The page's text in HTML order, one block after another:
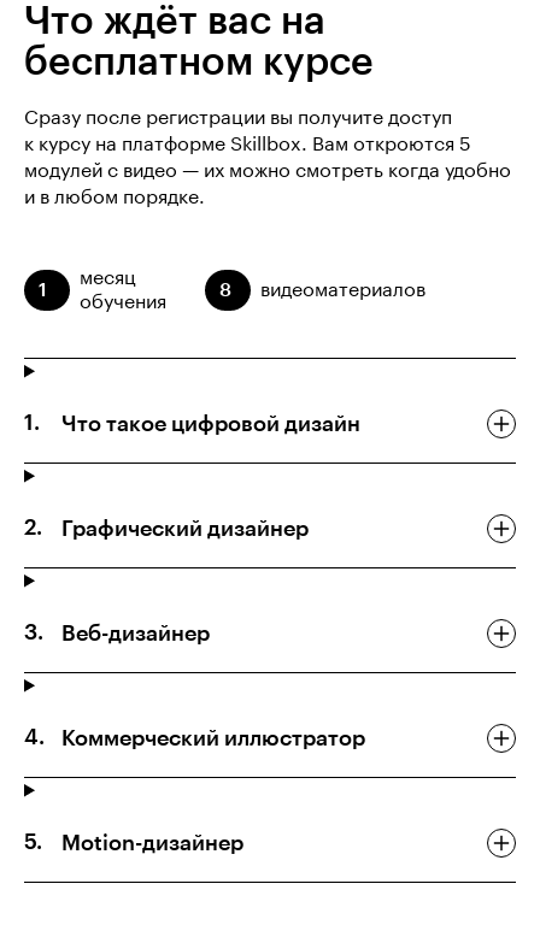
Что ждёт вас на
бесплатном курсе
Сразу после регистрации вы получите доступ
к курсу на платформе Skillbox. Вам откроются 5
модулей с видео — их можно смотреть когда удобно
и в любом порядке.
1
месяц
обучения
8 видеоматериалов
Что такое цифровой дизайн
Графический дизайнер
Веб-дизайнер
Коммерческий иллюстратор
Motion-дизайнер